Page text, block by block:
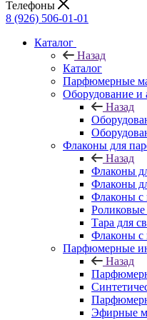
Телефоны
8 (926) 506-01-01
Каталог
Назад
Каталог
Парфюмерные
Оборудование и
Назад
Флаконы для
Назад
Флаконы
Флаконы
Флаконы с
Тара для
Флаконы с
Парфюмерные
Назад
Эфирные